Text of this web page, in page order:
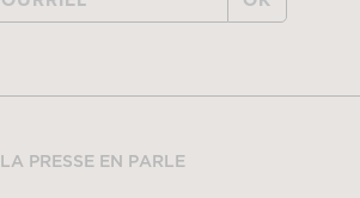
LA PRESSE EN PARLE